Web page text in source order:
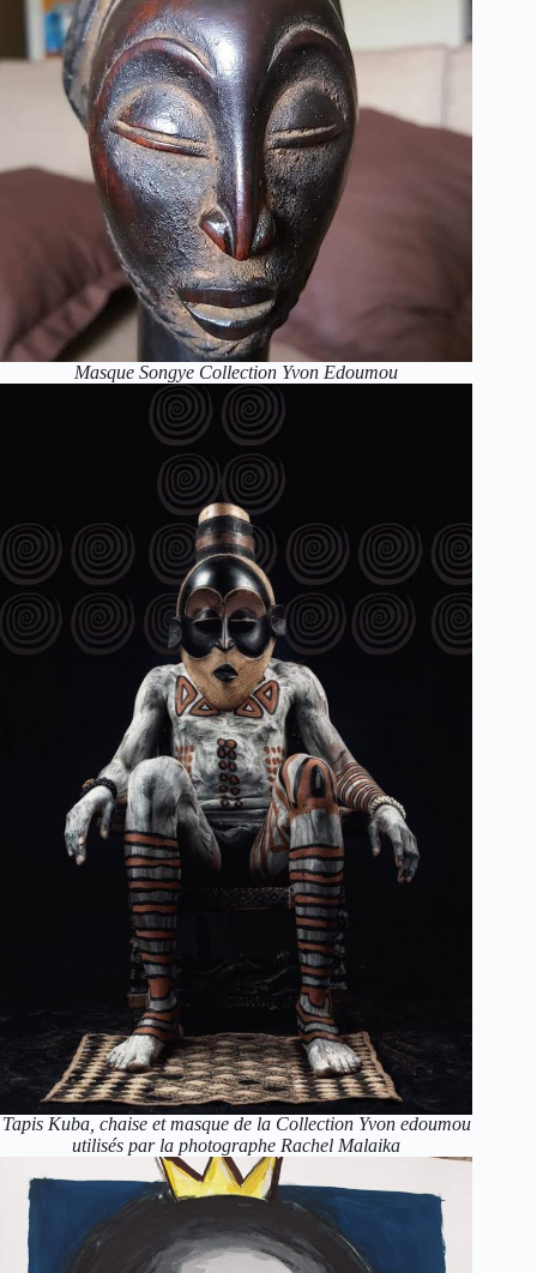
Masque Songye Collection Yvon Edoumou
Tapis Kuba, chaise et masque de la Collection Yvon edoumou
utilisés par la photographe Rachel Malaika